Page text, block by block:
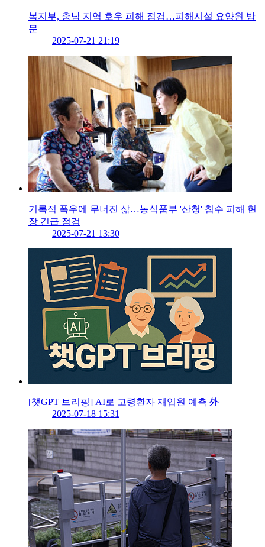
복지부, 충남 지역 호우 피해 점검…피해시설 요양원 방
문
2025-07-21 21:19
기록적 폭우에 무너진 삶…농식품부 '산청' 침수 피해 현
장 긴급 점검
2025-07-21 13:30
[챗GPT 브리핑] AI로 고령환자 재입원 예측 外
2025-07-18 15:31